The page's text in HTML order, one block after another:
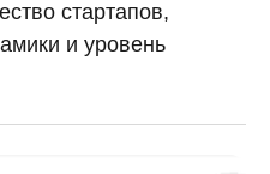
стартапов,
и уровень